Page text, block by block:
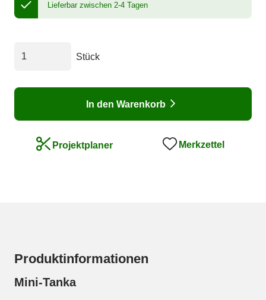
Lieferbar zwischen 2-4 Tagen
Stück
In den Warenkorb
Projektplaner Merkzettel
Produktinformationen
Mini-Tanka